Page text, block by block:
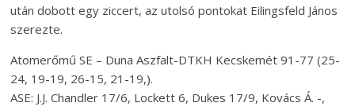
után dobott egy ziccert, az utolsó pontokat Eilingsfeld János
szerezte.
Atomerőmű SE – Duna Aszfalt-DTKH Kecskemét 91-77 (25-
24, 19-19, 26-15, 21-19,).
ASE: J.J. Chandler 17/6, Lockett 6, Dukes 17/9, Kovács Á. -,